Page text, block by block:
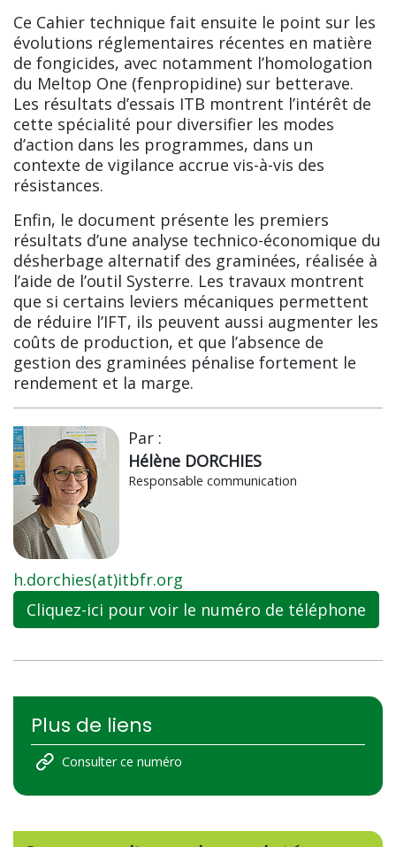
Ce Cahier technique fait ensuite le point sur les
évolutions réglementaires récentes en matière
de fongicides, avec notamment l’homologation
du Meltop One (fenpropidine) sur betterave.
Les résultats d’essais ITB montrent l’intérêt de
cette spécialité pour diversifier les modes
d’action dans les programmes, dans un
contexte de vigilance accrue vis-à-vis des
résistances.
Enfin, le document présente les premiers
résultats d’une analyse technico-économique du
désherbage alternatif des graminées, réalisée à
l’aide de l’outil Systerre. Les travaux montrent
que si certains leviers mécaniques permettent
de réduire l’IFT, ils peuvent aussi augmenter les
coûts de production, et que l’absence de
gestion des graminées pénalise fortement le
rendement et la marge.
Par :
Hélène DORCHIES
Responsable communication
h.dorchies(at)itbfr.org
Cliquez-ici pour voir le numéro de téléphone
Plus de liens
Consulter ce numéro